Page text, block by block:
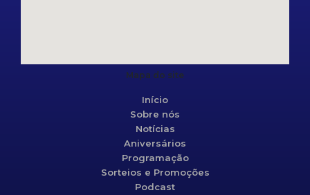
Mapa do site
Início
Sobre nós
Notícias
Aniversários
Programação
Sorteios e Promoções
Podcast